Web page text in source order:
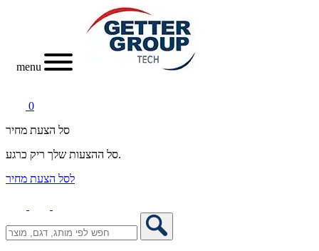
menu
0
סל הצעת מחיר
סל ההצעות שלך ריק כרגע.
לסל הצעת מחיר